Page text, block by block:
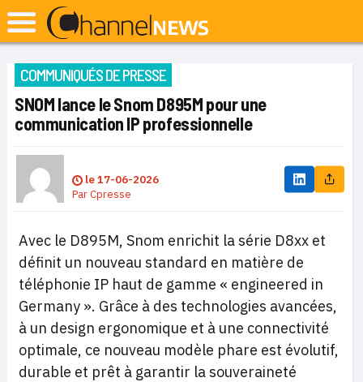
COMMUNIQUÉS DE PRESSE
SNOM lance le Snom D895M pour une
communication IP professionnelle
le17-06-2026
ParCpresse
Avec le D895M, Snom enrichit la série D8xx et
définit un nouveau standard en matière de
téléphonie IP haut de gamme « engineered in
Germany ». Grâce à des technologies avancées,
à un design ergonomique et à une connectivité
optimale, ce nouveau modèle phare est évolutif,
durable et prêt à garantir la souveraineté